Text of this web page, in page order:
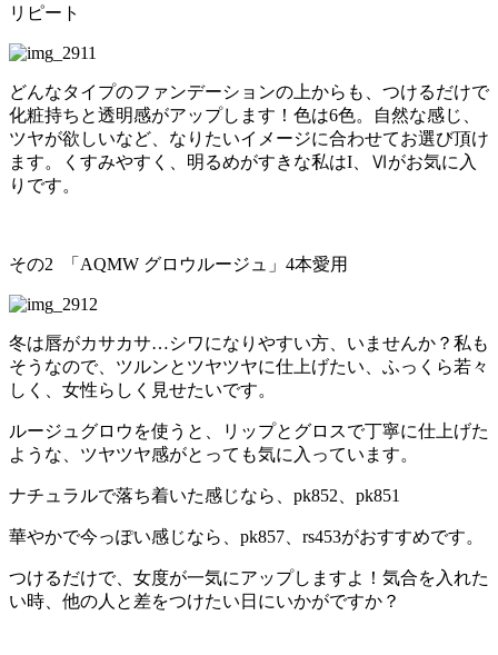
リピート
どんなタイプのファンデーションの上からも、つけるだけで
化粧持ちと透明感がアップします！色は6色。自然な感じ、
ツヤが欲しいなど、なりたいイメージに合わせてお選び頂け
ます。くすみやすく、明るめがすきな私はI、Ⅵがお気に入
りです。
その2 「AQMW グロウルージュ」4本愛用
冬は唇がカサカサ…シワになりやすい方、いませんか？私も
そうなので、ツルンとツヤツヤに仕上げたい、ふっくら若々
しく、女性らしく見せたいです。
ルージュグロウを使うと、リップとグロスで丁寧に仕上げた
ような、ツヤツヤ感がとっても気に入っています。
ナチュラルで落ち着いた感じなら、pk852、pk851
華やかで今っぽい感じなら、pk857、rs453がおすすめです。
つけるだけで、女度が一気にアップしますよ！気合を入れた
い時、他の人と差をつけたい日にいかがですか？